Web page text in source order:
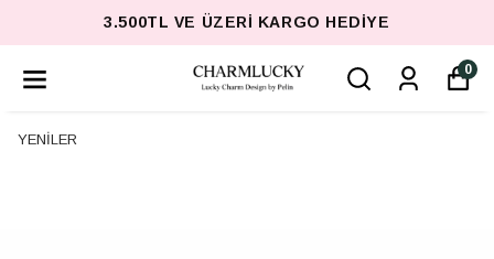
3.500TL VE ÜZERI KARGO HEDIYE
0
YENİLER